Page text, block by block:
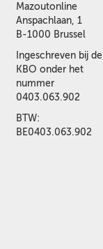
Mazoutonline
Anspachlaan, 1
B-1000 Brussel
Ingeschreven bij de
KBO onder het
nummer
0403.063.902
BTW:
BE0403.063.902